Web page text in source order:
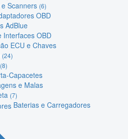
Scanners (6)
OBD
AdBlue
Interfaces OBD
ECU e Chaves
(24)
(8)
Capacetes
e Malas
(7)
Baterias e Carregadores